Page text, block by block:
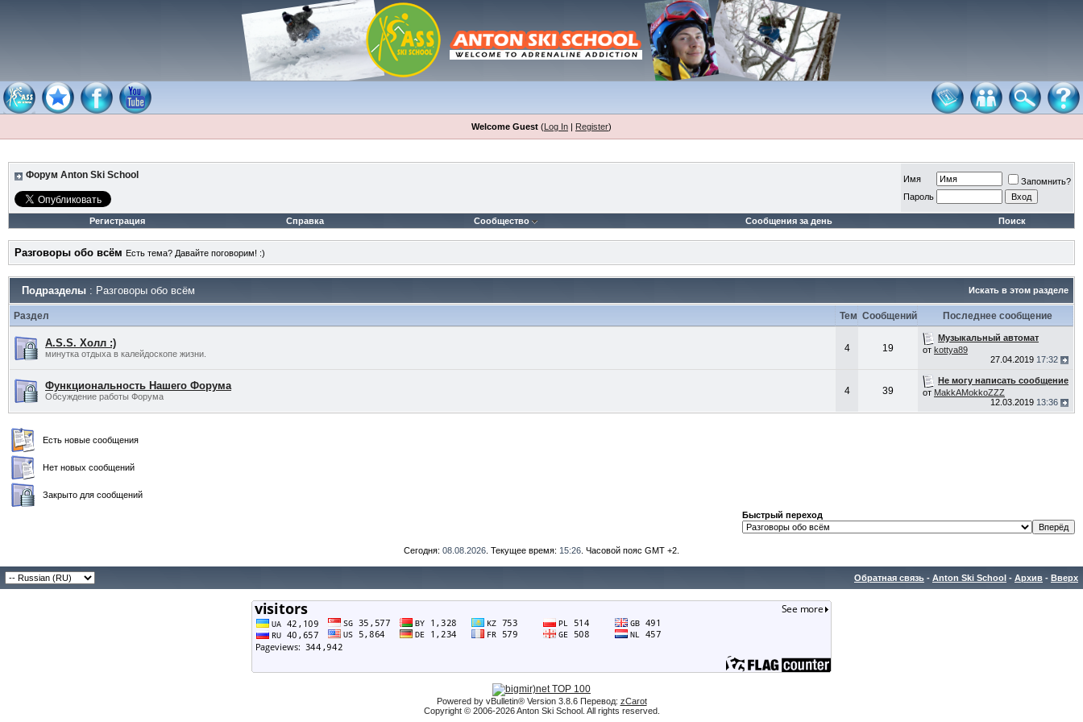
Welcome Guest (Log In | Register)
Форум Anton Ski School Имя
Запомнить?
Пароль
Регистрация Справка Сообщество Сообщения за день Поиск
Разговоры обо всём Есть тема? Давайте поговорим! :)
Подразделы : Разговоры обо всём Искать в этом разделе
Раздел Тем Сообщений Последнее сообщение
A.S.S. Холл :)
минутка отдыха в калейдоскопе жизни. 4 19
Музыкальный автомат
от kottya89
27.04.2019 17:32
Функциональность Нашего Форума
Обсуждение работы Форума 4 39
Не могу написать сообщение
от MakkAMokkoZZZ
12.03.2019 13:36
Есть новые сообщения
Нет новых сообщений
Закрыто для сообщений
Быстрый переход
Сегодня: 08.08.2026 . Текущее время: 15:26 . Часовой пояс GMT +2.
Обратная связь - Anton Ski School - Архив - Вверх
Powered by vBulletin® Version 3.8.6 Перевод: zCarot
Copyright © 2006-2026 Anton Ski School. All rights reserved.